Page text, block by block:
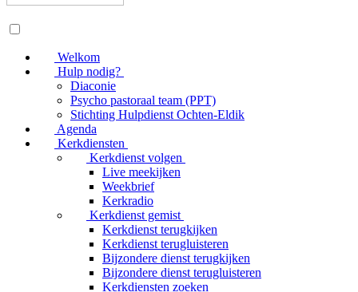
Welkom
Hulp nodig?
Diaconie
Psycho pastoraal team (PPT)
Stichting Hulpdienst Ochten-Eldik
Agenda
Kerkdiensten
Kerkdienst volgen
Live meekijken
Weekbrief
Kerkradio
Kerkdienst gemist
Kerkdienst terugkijken
Kerkdienst terugluisteren
Bijzondere dienst terugkijken
Bijzondere dienst terugluisteren
Kerkdiensten zoeken